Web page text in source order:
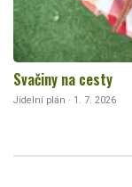
Svačiny na cesty
Jídelní plán · 1. 7. 2026